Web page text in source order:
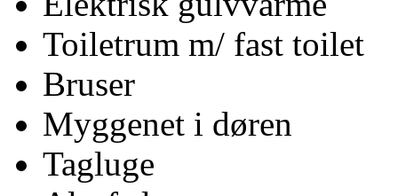
Toiletrum m/ fast toilet
Bruser
Myggenet i døren
Tagluge